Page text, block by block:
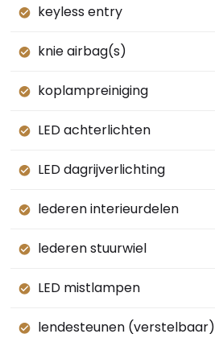
keyless entry
knie airbag(s)
koplampreiniging
LED achterlichten
LED dagrijverlichting
lederen interieurdelen
lederen stuurwiel
LED mistlampen
lendesteunen (verstelbaar)